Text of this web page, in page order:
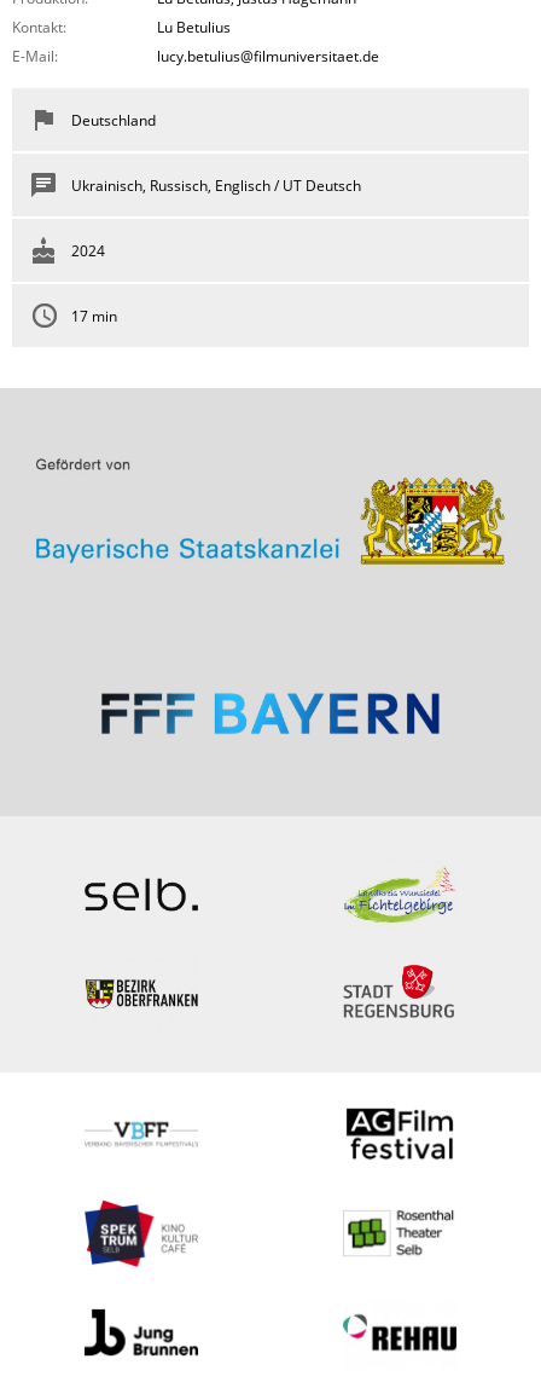
Kontakt:
Lu Betulius
E-Mail:
lucy.betulius@filmuniversitaet.de
Deutschland
Ukrainisch, Russisch, Englisch / UT Deutsch
2024
17 min